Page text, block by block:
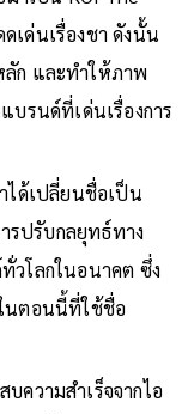
เด่นเรื่องชา ดังนั้น
ก และทำให้ภาพ
บรนด์ที่เด่นเรื่องการ
ได้เปลี่ยนชื่อเป็น
รปรับกลยุทธ์ทาง
วโลกในอนาคต ซึ่ง
นตอนนี้ที่ใช้ชื่อ
ความสำเร็จจากไอ